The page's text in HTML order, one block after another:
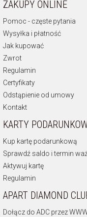
ZAKUPY ONLINE
Pomoc - częste pytania
Wysyłka i płatność
Jak kupować
Zwrot
Regulamin
Certyfikaty
Odstąpienie od umowy
Kontakt
KARTY
Kup kartę podarunkową
Sprawdź saldo i termin
Aktywuj kartę
Regulamin
APART DIAMOND
Dołącz do ADC przez